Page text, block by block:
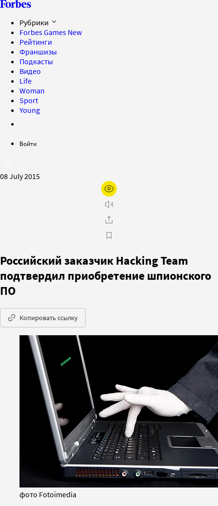
Рубрики
Forbes Games New
Рейтинги
Франшизы
Подкасты
Видео
Life
Woman
Sport
Young
Войти
08 July 2015
Российский заказчик Hacking Team
подтвердил приобретение шпионского
ПО
Копировать ссылку
фото Fotoimedia